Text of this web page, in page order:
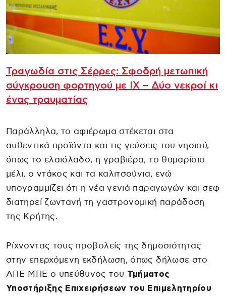
Τραγωδία στις Σέρρες: Σφοδρή μετωπική
σύγκρουση φορτηγού με ΙΧ – Δύο νεκροί κι
ένας τραυματίας
Παράλληλα, το αφιέρωμα στέκεται στα
αυθεντικά προϊόντα και τις γεύσεις του νησιού,
όπως το ελαιόλαδο, η γραβιέρα, το θυμαρίσιο
μέλι, ο ντάκος και τα καλιτσούνια, ενώ
υπογραμμίζει ότι η νέα γενιά παραγωγών και σεφ
διατηρεί ζωντανή τη γαστρονομική παράδοση
της Κρήτης.
Ρίχνοντας τους προβολείς της δημοσιότητας
στην επερχόμενη εκδήλωση, όπως δήλωσε στο
ΑΠΕ-ΜΠΕ ο υπεύθυνος του Τμήματος
Υποστήριξης Επιχειρήσεων του Επιμελητηρίου